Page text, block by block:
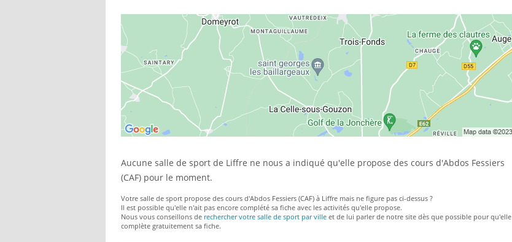
Aucune salle de sport de Liffre ne nous a indiqué qu'elle propose des cours d'Abdos Fessiers
(CAF) pour le moment.
Votre salle de sport propose des cours d'Abdos Fessiers (CAF) à Liffre mais ne figure pas ci-dessus ?
Il est possible qu'elle n'ait pas encore complété sa fiche avec les activités qu'elle propose.
Nous vous conseillons de rechercher votre salle de sport par ville et de lui parler de notre site dès que possible pour qu'elle
complète gratuitement sa fiche.